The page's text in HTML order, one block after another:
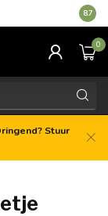
8.7
0
Stuur